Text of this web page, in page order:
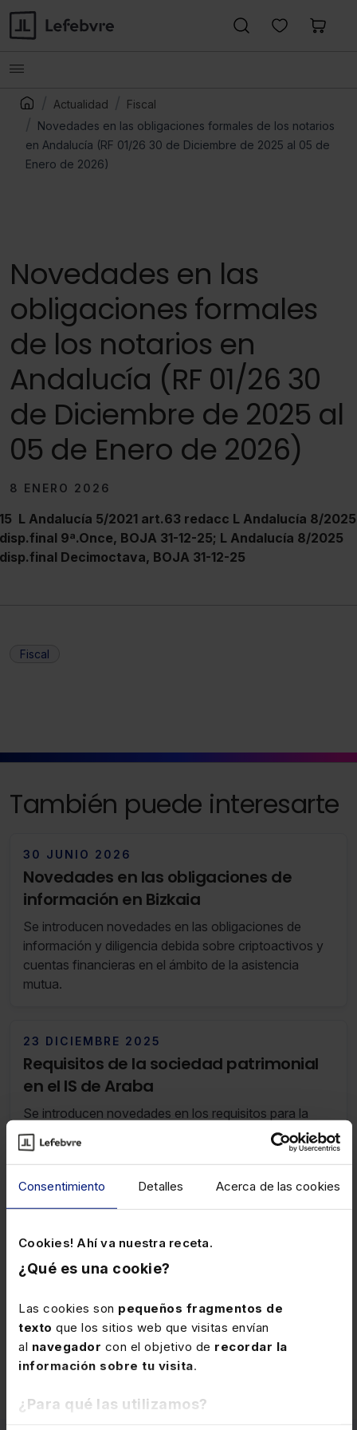
Consentimiento Detalles Acerca de las cookies
Cookies! Ahí va nuestra receta.
¿Qué es una cookie?
Las cookies son pequeños fragmentos de
texto que los sitios web que visitas envían
al navegador con el objetivo de recordar la
información sobre tu visita.
¿Para qué las utilizamos?
Actualidad
Fiscal
Novedades en las obligaciones formales de los notarios
en Andalucía (RF 01/26 30 de Diciembre de 2025 al 05 de
Enero de 2026)
Novedades en las
obligaciones formales
de los notarios en
Andalucía (RF 01/26 30
de Diciembre de 2025 al
05 de Enero de 2026)
8 ENERO 2026
15 L Andalucía 5/2021 art.63 redacc L Andalucía 8/2025
disp.final 9ª.Once, BOJA 31-12-25; L Andalucía 8/2025
disp.final Decimoctava, BOJA 31-12-25
Fiscal
También puede interesarte
30 JUNIO 2026
Novedades en las obligaciones de
información en Bizkaia
Se introducen novedades en las obligaciones de
información y diligencia debida sobre criptoactivos y
cuentas financieras en el ámbito de la asistencia
mutua.
23 DICIEMBRE 2025
Requisitos de la sociedad patrimonial
en el IS de Araba
Se introducen novedades en los requisitos para la
consideración de sociedad patrimonial.
23 DICIEMBRE 2025
Novedades C. Valenciana:
discapacidad vigente
Entre las medidas adoptadas, se adecua la regulación
de los beneficios fiscales de las personas con
discapacidad a la vigente estructura de la información
suministrada por los certificados de reconocimiento
de la situación de discapacidad, y se introducen otras
mejoras que afectan principalmente a la deducción
cooperativas.